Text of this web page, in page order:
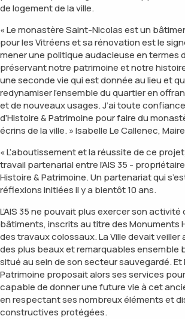
de logement de la ville.
« Le monastère Saint-Nicolas est un
pour les Vitréens et sa rénovation est le
mener une politique audacieuse en termes
préservant notre patrimoine et notre
une seconde vie qui est donnée au lieu et
redynamiser l’ensemble du quartier en
et de nouveaux usages. J’ai toute
d’Histoire & Patrimoine pour faire du
écrins de la ville. »Isabelle Le Callenec,
« L’aboutissement et la réussite de ce
travail partenarial entre l’AIS 35 -
Histoire & Patrimoine. Un partenariat qui
réflexions initiées il y a bientôt 10 ans.
L’AIS 35 ne pouvait plus exercer son activité
bâtiments, inscrits au titre des Monuments
des travaux colossaux. La Ville devait veiller
des plus beaux et remarquables ensemble
situé au sein de son secteur sauvegardé. Et
Patrimoine proposait alors ses services
capable de donner une future vie à cet
en respectant ses nombreux éléments et
constructives protégées.